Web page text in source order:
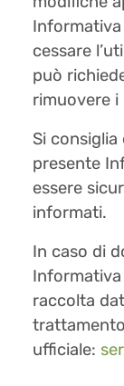
Informativa
cessare
può
rimuovere i
Si
presente
essere
informati.
In caso di
raccolta
ufficiale: